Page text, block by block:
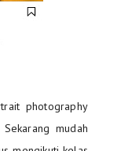
photography
mudah